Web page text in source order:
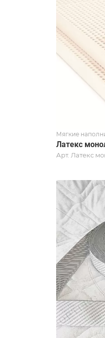
Мягкие
Латекс
Арт. Латекс